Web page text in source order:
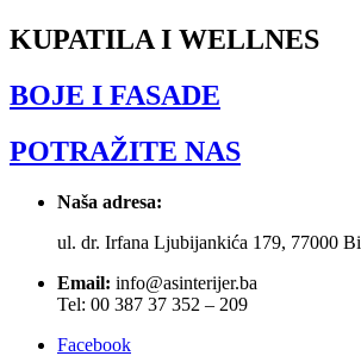
KUPATILA I WELLNES
BOJE I FASADE
POTRAŽITE NAS
Naša adresa:
ul. dr. Irfana Ljubijankića 179, 77000
Email: info@asinterijer.ba
Tel: 00 387 37 352 – 209
Facebook